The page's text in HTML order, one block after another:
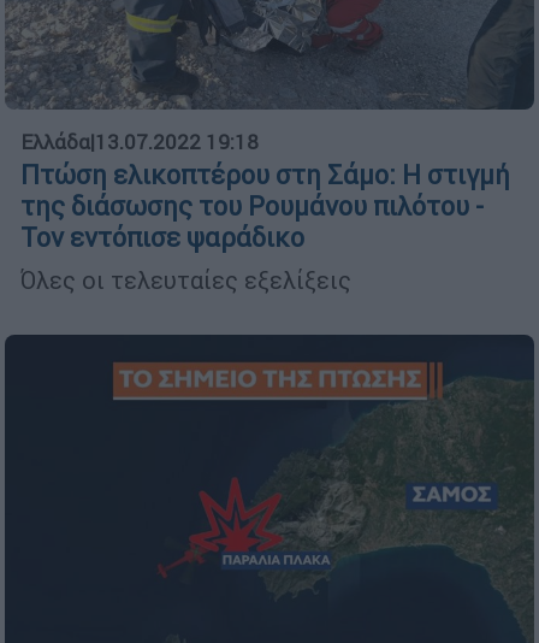
Ελλάδα|13.07.2022 19:18
Πτώση ελικοπτέρου στη Σάμο: Η στιγμή
της διάσωσης του Ρουμάνου πιλότου -
Τον εντόπισε ψαράδικο
Όλες οι τελευταίες εξελίξεις